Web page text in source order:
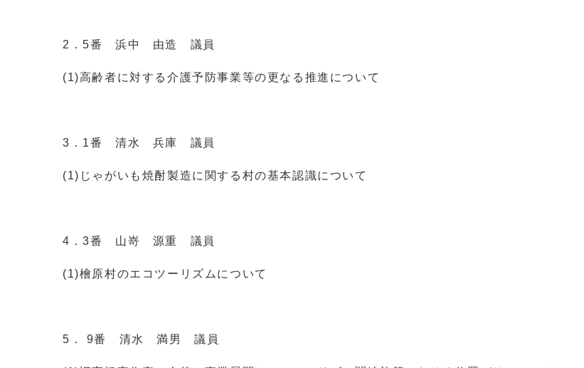
2．5番 浜中 由造 議員
(1)高齢者に対する介護予防事業等の更なる推進について
3．1番 清水 兵庫 議員
(1)じゃがいも焼酎製造に関する村の基本認識について
4．3番 山嵜 源重 議員
(1)檜原村のエコツーリズムについて
5． 9番 清水 満男 議員